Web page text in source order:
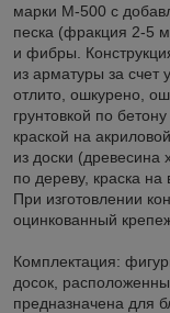
марки М-500 с
песка (фракция 2-5
и фибры.
из арматуры за счет
отлито, ошкурено,
грунтовкой по
краской на
из доски (древесина
по дереву, краска
При изготовлении
оцинкованный
Комплектация:
досок,
предназначена для